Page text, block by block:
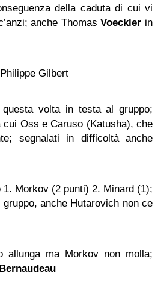
della caduta di cui vi
anche ThomasVoeckler in
Gilbert
questa volta in testa al gruppo;
Oss e Caruso (Katusha), che
segnalati in difficoltà anche
1. Morkov (2 punti) 2. Minard (1);
anche Hutarovich non ce
allunga ma Morkov non molla;
Bernaudeau